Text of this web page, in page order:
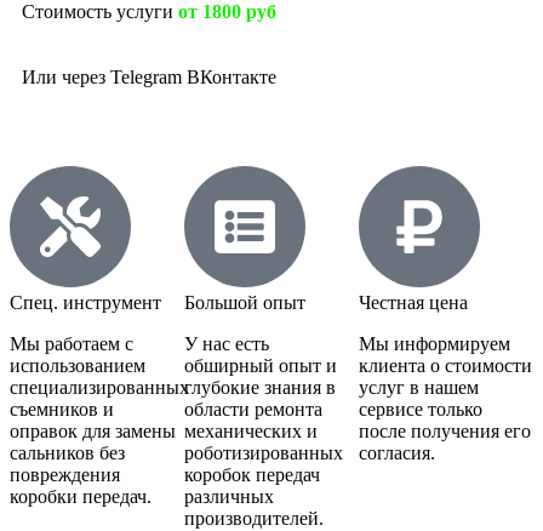
Стоимость услуги от 1800 руб
Или через Telegram ВКонтакте
Спец. инструмент
Мы работаем с
использованием
специализированных
съемников и
оправок для замены
сальников без
повреждения
коробки передач.
Большой опыт
У нас есть
обширный опыт и
глубокие знания в
области ремонта
механических и
роботизированных
коробок передач
различных
производителей.
Честная цена
Мы информируем
клиента о стоимости
услуг в нашем
сервисе только
после получения его
согласия.